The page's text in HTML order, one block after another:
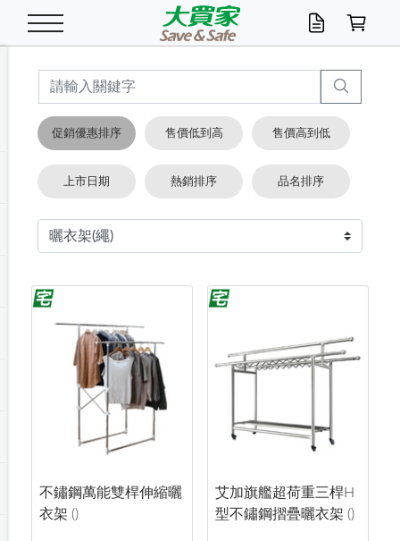
米/五穀/濃湯 米/糙米
五穀/南北貨
湯類/湯塊
油/調味料
食用油
醬油.油膏.蠔油
泡麵 / 麵條
包麵
碗麵/義大利麵
麵條/快煮麵/米粉
魚罐
醬菜/玉米罐
休閒零嘴 初一十五拜拜懶
零嘴
堅果/海苔
美味餅乾
餅乾
糕餅/點心
糖果/巧克力
糖果/蜜餞/果凍
巧克力
茶飲料
果汁咖啡
碳酸/礦泉水
養生保健/常備品 雞精/飲品
機能保健
▶保健品牌推薦
奶粉/穀麥片
奶粉
麥片/玉米片
沖調穀粉/隨手包
特色茶品
綠茶
紅茶
奶茶/花草茶
黑糖桂圓/蜂蜜醋
即溶咖啡
咖啡豆/粉/濾掛
可可/糖/奶精
沐浴乳香皂 沐浴乳
香皂/洗手乳
美髮造型
洗髮/護髮
造型髮品
口腔清潔
牙 刷
牙膏/漱口水
潔顏產品
卸妝/粉刺調理
開架/身體保養
臉部保養
面/眼膜
鍋具/飲水/廚房 鍋具/餐具
保鮮/微波
掃除用具/照明/五金
掃除/清潔用具
洗衣/曬衣用具
電池/延長線
修繕/五金/祭祀
傢飾/收納/衛浴
寢具/家具
收納用品
衛浴/毛巾
寵物食品
寵物清潔/百貨
衛生紙/濕巾 抽取衛生紙/濕巾
廚房紙巾/平版/
箱購免運區
衣物清潔
洗衣精
洗衣粉/皂
漂白水/柔軟精
居家清潔
廚房/餐具清潔
浴廁/水管清潔
居家清潔/除濕芳
衛生棉
成人/嬰兒紙尿褲
箱購免運區
嬰兒尿布
成人紙尿褲
廚房家電 料理鍋具
烤箱/微波/電磁爐
快煮壺/烘碗機
季節家電
除濕/清淨機
風扇/防蚊家電
生活家電
除塵家電
美容家電
電腦周邊
數位週邊
手機/平板周邊
文具/辦公用品 文具用品
辦公文具/收納
玩具/擺設小物
汽機車百貨
機車/腳踏車百貨
汽車百貨
休閒/運動
戶外/休閒用品
健身/按摩/瑜珈
測量/護具/其他
服飾內著
配件
男/女/機能包
冷凍免運 生鮮食品
調理食品
箱購免運
食品免運
清潔用品免運
居家/汽百用品
主題專區
季節活動
店長推薦
這夏不怕熱
促銷優惠排序 售價低到高 售價高到低
上市日期 熱銷排序 品名排序
不鏽鋼萬能雙桿伸縮曬
衣架 ()
艾加旗艦超荷重三桿H
型不鏽鋼摺疊曬衣架 ()